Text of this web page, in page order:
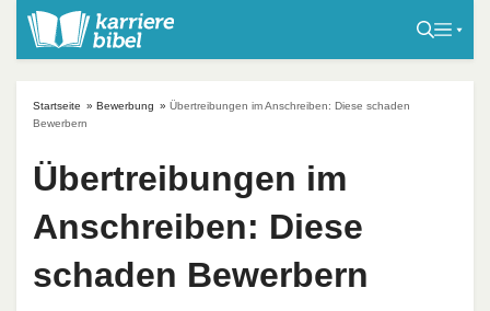
Startseite » Bewerbung » Übertreibungen im Anschreiben: Diese schaden
Bewerbern
Übertreibungen im
Anschreiben: Diese
schaden Bewerbern